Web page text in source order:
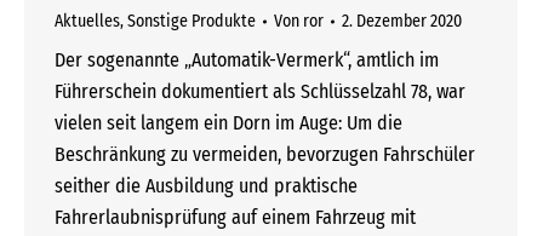
Aktuelles,Sonstige Produkte Von ror 2. Dezember 2020
Der sogenannte „Automatik-Vermerk“, amtlich im
Führerschein dokumentiert als Schlüsselzahl 78, war
vielen seit langem ein Dorn im Auge: Um die
Beschränkung zu vermeiden, bevorzugen Fahrschüler
seither die Ausbildung und praktische
Fahrerlaubnisprüfung auf einem Fahrzeug mit